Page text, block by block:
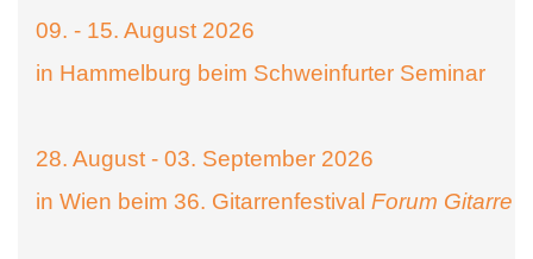
09. - 15. August 2026
in Hammelburg beim Schweinfurter Seminar
28. August - 03. September 2026
in Wien beim 36. Gitarrenfestival Forum Gitarre